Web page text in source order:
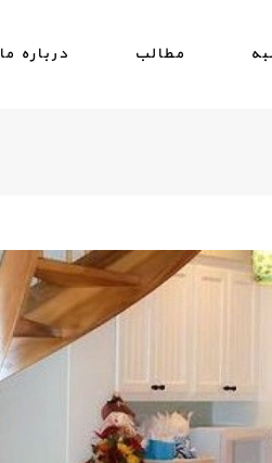
مطالب درباره ما